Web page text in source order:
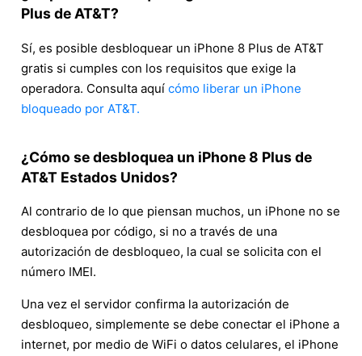
Plus de AT&T?
Sí, es posible desbloquear un iPhone 8 Plus de AT&T
gratis si cumples con los requisitos que exige la
operadora. Consulta aquí cómo liberar un iPhone
bloqueado por AT&T.
¿Cómo se desbloquea un iPhone 8 Plus de
AT&T Estados Unidos?
Al contrario de lo que piensan muchos, un iPhone no se
desbloquea por código, si no a través de una
autorización de desbloqueo, la cual se solicita con el
número IMEI.
Una vez el servidor confirma la autorización de
desbloqueo, simplemente se debe conectar el iPhone a
internet, por medio de WiFi o datos celulares, el iPhone